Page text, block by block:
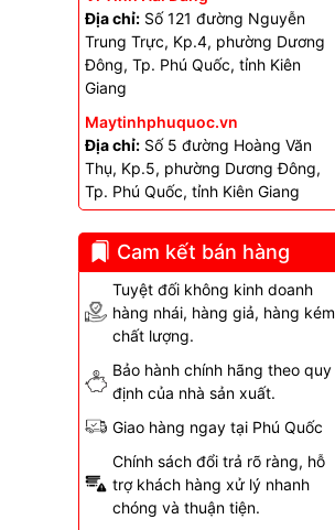
Địa chỉ:Số 121 đường Nguyễn
Trung Trực, Kp.4, phường Dương
Đông, Tp. Phú Quốc, tỉnh Kiên
Giang
Maytinhphuquoc.vn
Địa chỉ:Số 5 đường Hoàng Văn
Thụ, Kp.5, phường Dương Đông,
Tp. Phú Quốc, tỉnh Kiên Giang
Cam kết bán hàng
Tuyệt đối không kinh doanh
hàng nhái, hàng giả, hàng kém
chất lượng.
Bảo hành chính hãng theo quy
định của nhà sản xuất.
Giao hàng ngay tại Phú Quốc
Chính sách đổi trả rõ ràng, hỗ
trợ khách hàng xử lý nhanh
chóng và thuận tiện.